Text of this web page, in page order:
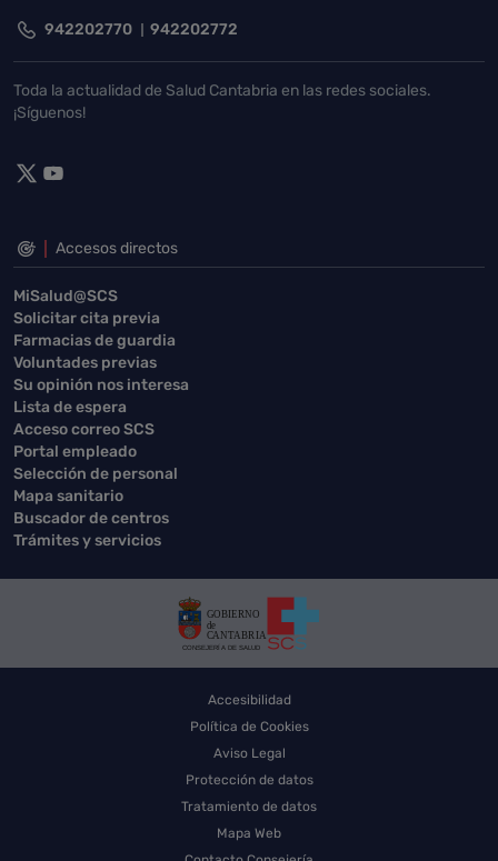
942202770 942202772
Toda la actualidad de Salud Cantabria en las redes sociales.
¡Síguenos!
Accesos directos
MiSalud@SCS
Solicitar cita previa
Farmacias de guardia
Voluntades previas
Su opinión nos interesa
Lista de espera
Acceso correo SCS
Portal empleado
Selección de personal
Mapa sanitario
Buscador de centros
Trámites y servicios
Accesibilidad
Política de Cookies
Aviso Legal
Protección de datos
Tratamiento de datos
Mapa Web